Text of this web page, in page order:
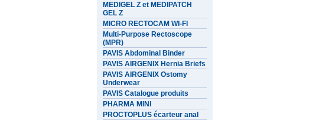
MEDIGEL Z et MEDIPATCH
GEL Z
MICRO RECTOCAM WI-FI
Multi-Purpose Rectoscope
(MPR)
PAVIS Abdominal Binder
PAVIS AIRGENIX Hernia Briefs
PAVIS AIRGENIX Ostomy
Underwear
PAVIS Catalogue produits
PHARMA MINI
PROCTOPLUS écarteur anal